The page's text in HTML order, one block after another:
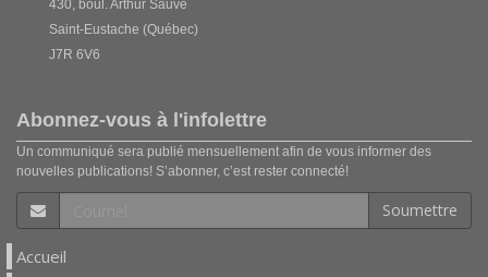
430, boul. Arthur Sauvé
Saint-Eustache (Québec)
J7R 6V6
Abonnez-vous à l'infolettre
Un communiqué sera publié mensuellement afin de vous informer des
nouvelles publications! S’abonner, c’est rester connecté!
Soumettre
Accueil